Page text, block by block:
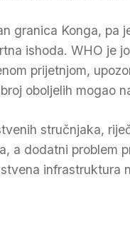
granica Konga, pa
ishoda. WHO je
prijetnjom,
oboljelih mogao
stručnjaka,
a dodatni problem
infrastruktura